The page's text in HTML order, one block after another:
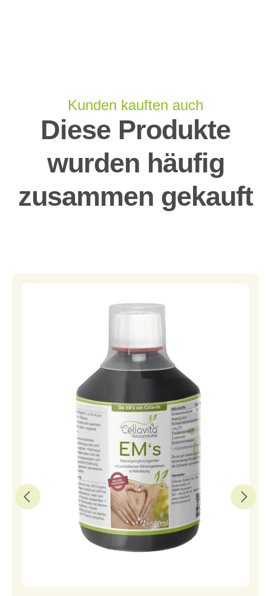
Kunden kauften auch
Diese Produkte
wurden häufig
zusammen gekauft